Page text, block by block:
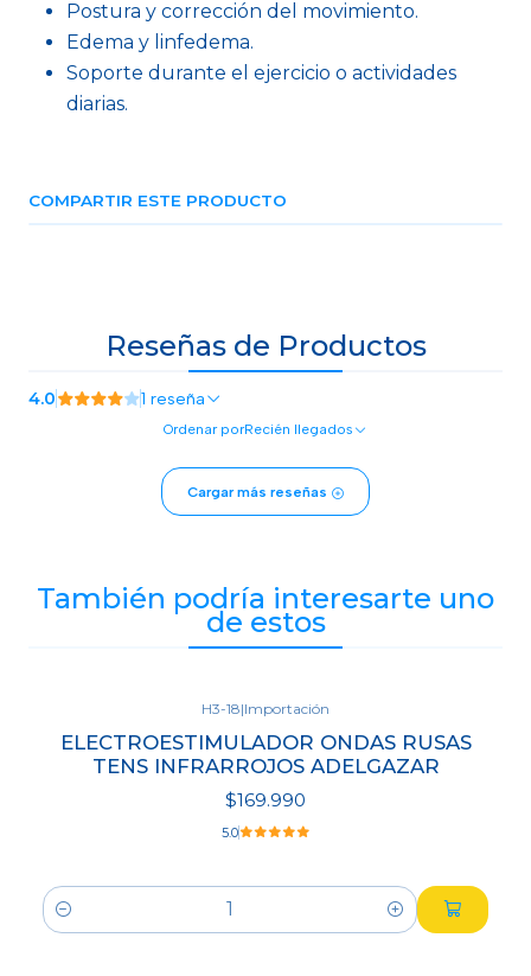
Postura y corrección del movimiento.
Edema y linfedema.
Soporte durante el ejercicio o actividades
diarias.
COMPARTIR ESTE PRODUCTO
Reseñas de Productos
4.0 1 reseña
Ordenar porRecién llegados
Cargar más reseñas
También podría interesarte uno
de estos
H3-18|Importación
ELECTROESTIMULADOR ONDAS RUSAS
TENS INFRARROJOS ADELGAZAR
$169.990
5.0
Cantidad